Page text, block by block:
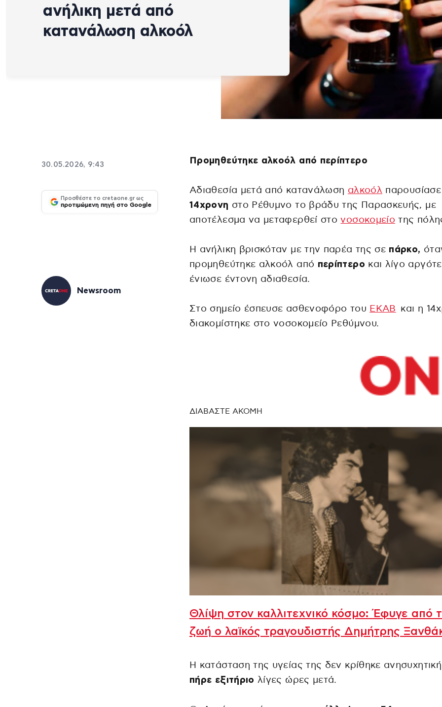
ανήλικη μετά από
κατανάλωση αλκοόλ
30.05.2026, 9:43
Προσθέστε το cretaone.gr ως
προτιμώμενη πηγή στο Google
Newsroom
Προμηθεύτηκε αλκοόλ από περίπτερο
Αδιαθεσία μετά από κατανάλωση αλκοόλ παρουσίασε
14χρονη στο Ρέθυμνο το βράδυ της Παρασκευής, με
αποτέλεσμα να μεταφερθεί στονοσοκομείο της
Η ανήλικη βρισκόταν με την παρέα της σε πάρκο,
προμηθεύτηκε αλκοόλ από περίπτερο και λίγο
ένιωσε έντονη αδιαθεσία.
Στο σημείο έσπευσε ασθενοφόρο του ΕΚΑΒ και η
διακομίστηκε στο νοσοκομείο Ρεθύμνου.
ΔΙΑΒΑΣΤΕ ΑΚΟΜΗ
Θλίψη στον καλλιτεχνικό κόσμο: Έφυγε από
ζωή ο λαϊκός τραγουδιστής Δημήτρης
Η κατάσταση της υγείας της δεν κρίθηκε ανησυχητική
πήρε εξιτήριο λίγες ώρες μετά.